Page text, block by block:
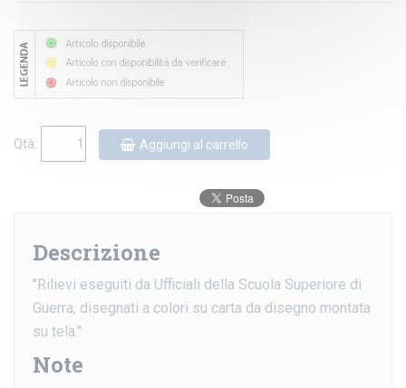
Qtà: Aggiungi al carrello
Descrizione
"Rilievi eseguiti da Ufficiali della Scuola Superiore di
Guerra, disegnati a colori su carta da disegno montata
su tela."
Note